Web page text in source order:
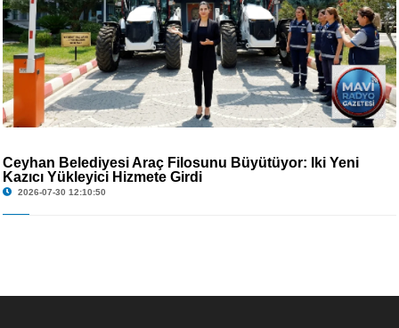
Ceyhan Belediyesi Araç Filosunu Büyütüyor: İki Yeni
Kazıcı Yükleyici Hizmete Girdi
2026-07-30 12:10:50